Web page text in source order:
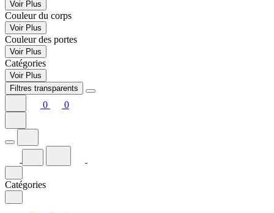
Voir Plus
Couleur du corps
Voir Plus
Couleur des portes
Voir Plus
Catégories
Voir Plus
Filtres transparents
0 0
Catégories